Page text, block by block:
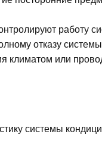
работу
отказу
климатом или
системы